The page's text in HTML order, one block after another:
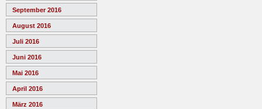
September 2016
August 2016
Juli 2016
Juni 2016
Mai 2016
April 2016
März 2016